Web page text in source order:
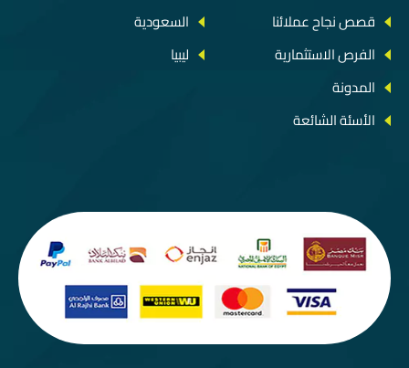
قصص نجاح عملائنا
الفرص الاستثمارية
المدونة
الأسئة الشائعة
السعودية
ليبيا